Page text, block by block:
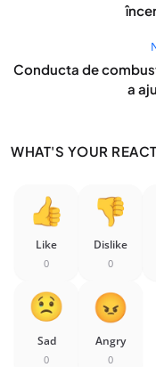
Conducta de
a
WHAT'S YOUR
Like
0
Dislike
0
Sad
0
Angry
0